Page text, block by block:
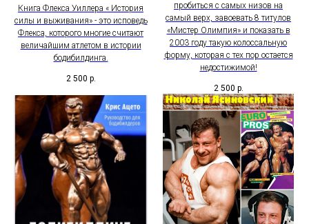
Книга Флекса Уиллера « История
силы и выживания» - это исповедь
Флекса, которого многие считают
величайшим атлетом в истории
бодибилдинга.
2 500 р.
пробиться с самых низов на
самый верх, завоевать 8 титулов
«Мистер Олимпия» и показать в
2003 году такую колоссальную
форму, которая с тех пор остается
недостижимой!
2 500 р.